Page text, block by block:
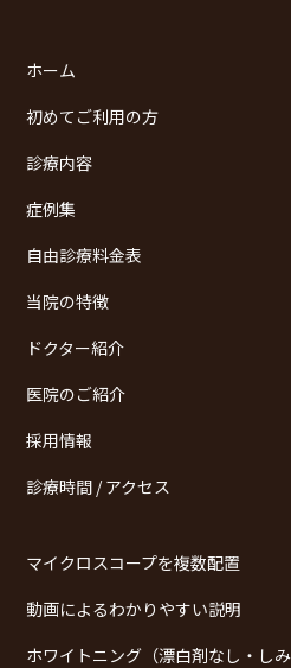
ホーム
初めてご利用の方
診療内容
症例集
自由診療料金表
当院の特徴
ドクター紹介
医院のご紹介
採用情報
診療時間 / アクセス
マイクロスコープを複数配置
動画によるわかりやすい説明
ホワイトニング（漂白剤なし・し